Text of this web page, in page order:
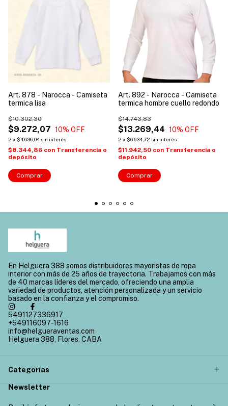
Art. 878 - Narocca - Camiseta
termica lisa
$9.272,07
$10.302,30
10% OFF
2 x $4.636,04 sin interés
$8.344,86 con Transferencia o
depósito
Comprar
Art. 892 - Narocca - Camiseta
termica hombre cuello redondo
$13.269,44
$14.743,83
10% OFF
2 x $6.634,72 sin interés
$11.942,50 con Transferencia o
depósito
Comprar
En Helguera 388 somos distribuidores mayoristas de ropa
interior con más de 25 años de trayectoria. Trabajamos con más
de 40 marcas líderes del mercado, ofreciendo una amplia
variedad de productos, atención personalizada y un servicio
basado en la confianza y el compromiso.
5491127336917
+549116097-1616
info@helgueraventas.com
Helguera 388, Flores, CABA
Categorías
Newsletter